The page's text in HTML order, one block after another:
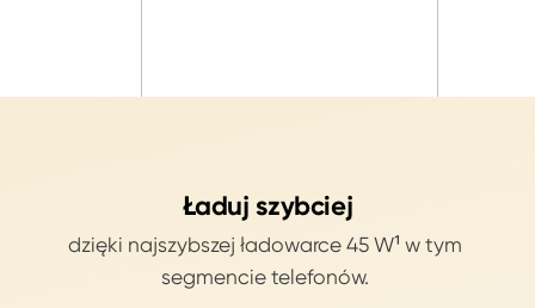
Ładuj szybciej
dzięki najszybszej ładowarce 45 W¹ w tym
segmencie telefonów.